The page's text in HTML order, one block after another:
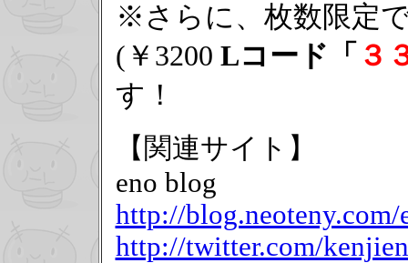
※さらに、枚数限定
(￥3200 Lコード「 ３
す！
【関連サイト】
eno blog
http://blog.neoteny.com/
http://twitter.com/